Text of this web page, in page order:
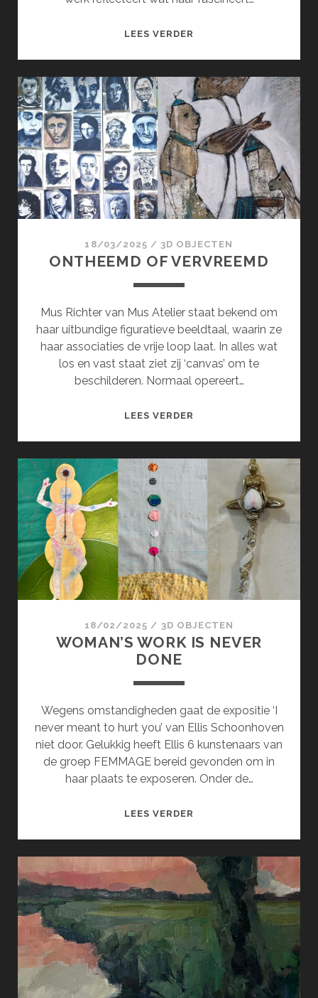
LEES VERDER
18/03/2025 /3D OBJECTEN
ONTHEEMD OF VERVREEMD
Mus Richter van Mus Atelier staat bekend om
haar uitbundige figuratieve beeldtaal, waarin ze
haar associaties de vrije loop laat. In alles wat
los en vast staat ziet zij ‘canvas’ om te
beschilderen. Normaal opereert…
LEES VERDER
18/02/2025 / 3D OBJECTEN
WOMAN’S WORK IS NEVER
DONE
Wegens omstandigheden gaat de expositie ‘I
never meant to hurt you’ van Ellis Schoonhoven
niet door. Gelukkig heeft Ellis 6 kunstenaars van
de groep FEMMAGE bereid gevonden om in
haar plaats te exposeren. Onder de…
LEES VERDER
NEVER
DONE